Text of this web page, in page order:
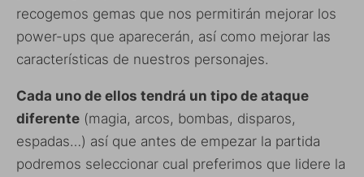
recogemos gemas que nos permitirán mejorar los
power-ups que aparecerán, así como mejorar las
características de nuestros personajes.
Cada uno de ellos tendrá un tipo de ataque
diferente (magia, arcos, bombas, disparos,
espadas…) así que antes de empezar la partida
podremos seleccionar cual preferimos que lidere la